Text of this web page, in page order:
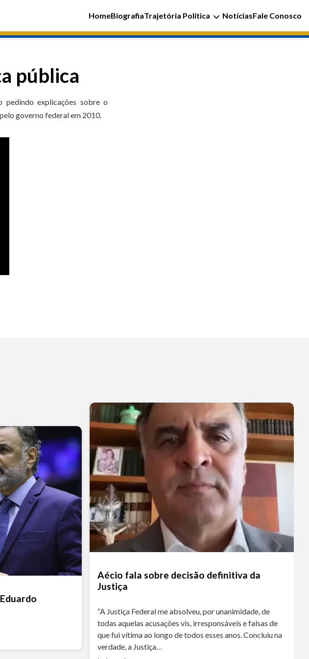
HomeBiografiaTrajetória Política NotíciasFale Conosco
pública
pedindo explicações sobre o
governo federal em 2010.
Aécio fala sobre decisão definitiva da
Justiça
“A Justiça Federal me absolveu, por unanimidade, de
todas aquelas acusações vis, irresponsáveis e falsas de
que fui vítima ao longo de todos esses anos. Concluiu na
verdade, a Justiça…